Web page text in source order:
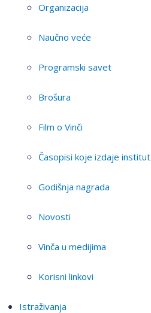
Organizacija
Naučno veće
Programski savet
Brošura
Film o Vinči
Časopisi koje izdaje institut
Godišnja nagrada
Novosti
Vinča u medijima
Korisni linkovi
Istraživanja